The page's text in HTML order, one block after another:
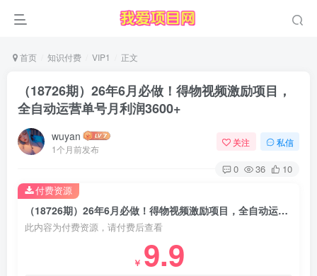
首页 知识付费 VIP1 正文
（18726期）26年6月必做！得物视频激励项目，
全自动运营单号月利润3600+
wuyan
1个月前发布
关注 私信
0 36 10
（18726期）26年6月必做！得物视频激励项目，全自动运营单号月利润3600+
此内容为付费资源，请付费后查看
￥ 9.9
付费资源